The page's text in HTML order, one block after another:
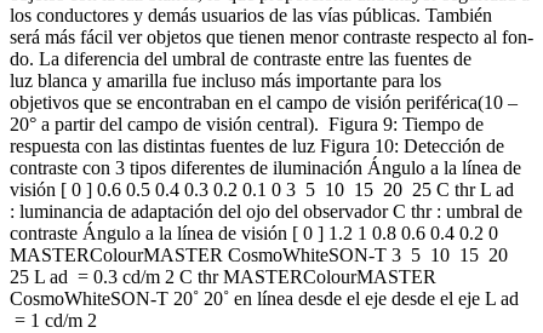
los conductores y demás usuarios de las vías públicas. También
será más fácil ver objetos que tienen menor contraste respecto al fon-
do. La diferencia del umbral de contraste entre las fuentes de
luz blanca y amarilla fue incluso más importante para los
objetivos que se encontraban en el campo de visión periférica(10 –
20° a partir del campo de visión central). Figura 9: Tiempo de
respuesta con las distintas fuentes de luz Figura 10: Detección de
contraste con 3 tipos diferentes de iluminación Ángulo a la línea de
visión [ 0 ] 0.6 0.5 0.4 0.3 0.2 0.1 0 3 5 10 15 20 25 C thr L ad
: luminancia de adaptación del ojo del observador C thr : umbral de
contraste Ángulo a la línea de visión [ 0 ] 1.2 1 0.8 0.6 0.4 0.2 0
MASTERColourMASTER CosmoWhiteSON-T 3 5 10 15 20
25 L ad = 0.3 cd/m 2 C thr MASTERColourMASTER
CosmoWhiteSON-T 20˚ 20˚ en línea desde el eje desde el eje L ad
= 1 cd/m 2